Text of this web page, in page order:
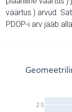
väärtus ) arvud.
PDOP-i arv jääb
2.5